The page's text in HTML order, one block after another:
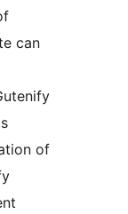
can
of